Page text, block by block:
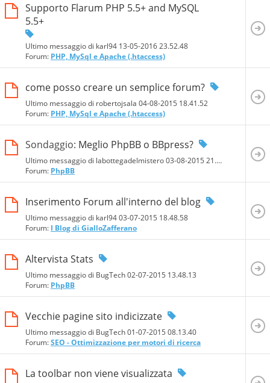
Supporto Flarum PHP 5.5+ and MySQL
5.5+
Ultimo messaggio di karl94 13-05-201623.52.48
Forum: PHP, MySql e Apache (.htaccess)
come posso creare un semplice forum?
Ultimo messaggio di robertojsala 04-08-2015 18.41.52
Forum: PHP, MySql e Apache (.htaccess)
Sondaggio: Meglio PhpBB o BBpress?
Ultimo messaggio di labottegadelmistero 03-08-2015 21.05.06
Forum: PhpBB
Inserimento Forum all'interno del blog
Ultimo messaggio di karl94 03-07-2015 18.48.58
Forum: I Blog di GialloZafferano
Altervista Stats
Ultimo messaggio di BugTech 02-07-2015 13.48.13
Forum: PhpBB
Vecchie pagine sito indicizzate
Ultimo messaggio di BugTech 01-07-2015 08.13.40
Forum:SEO - Ottimizzazione per motori di ricerca
La toolbar non viene visualizzata